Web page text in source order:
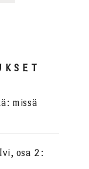
missä
osa 2: